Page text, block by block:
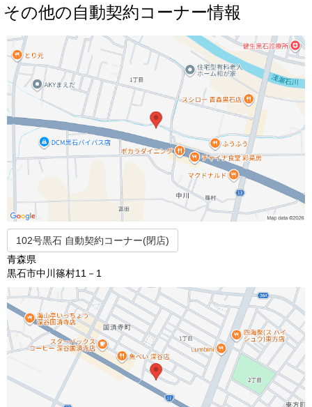
その他の自動契約コーナー情報
102号黒石 自動契約コーナー(閉店)
青森県
黒石市中川篠村11－1